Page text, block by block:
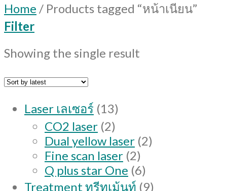
Home / Products tagged “หน้าเนียน”
Filter
Showing the single result
Laser เลเซอร์ 1313
CO2 laser 22
products
Dual yellow laser 22
Fine scan laser 22
products
Q plus star One 66
products
Treatment ทรีทเม้นท์ 99